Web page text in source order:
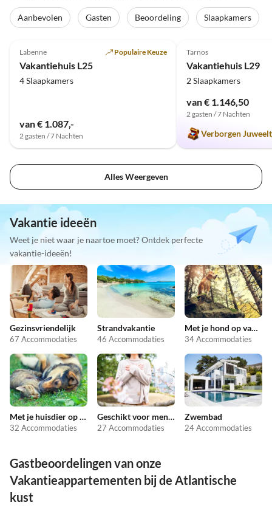
Aanbevolen Gasten Beoordeling
Slaapkamers
Labenne Populaire Keuze
Vakantiehuis L25
4 Slaapkamers
van € 1.087,-
2 gasten / 7 Nachten
Tarnos
Vakantiehuis L29
2 Slaapkamers
van € 1.146,50
2 gasten / 7 Nachten
Verborgen
Alles Weergeven
Vakantie ideeën
Weet je niet waar je naartoe moet? Ontdek perfecte
vakantie-ideeën!
Gezinsvriendelijk
67 Accommodaties
Strandvakantie
46 Accommodaties
Met je hond op vakantie
34 Accommodaties
Met je huisdier op vakantie
32 Accommodaties
Geschikt voor mensen met allergieën
27 Accommodaties
Zwembad
24 Accommodaties
Gastbeoordelingen van onze
Vakantieappartementen bij de Atlantische
kust